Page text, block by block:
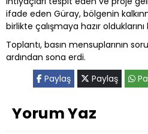
ifade eden Güray, bölgenin
birlikte çalışmaya hazır
Toplantı, basın mensuplarının
ardından sona erdi.
Paylaş
Paylaş
Yorum Yaz